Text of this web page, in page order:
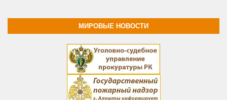
МИРОВЫЕ НОВОСТИ